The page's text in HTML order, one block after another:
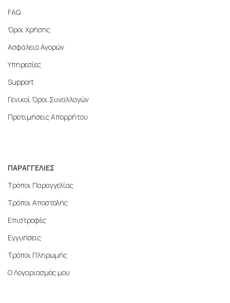
FAQ
Όροι Χρήσης
Ασφάλεια Αγορών
Υπηρεσίες
Support
Γενικοί Όροι Συναλλαγών
Προτιμήσεις Απορρήτου
ΠΑΡΑΓΓΕΛΙΕΣ
Τρόποι Παραγγελίας
Τρόποι Αποστολής
Επιστροφές
Εγγυήσεις
Τρόποι Πληρωμής
Ο Λογαριασμός μου